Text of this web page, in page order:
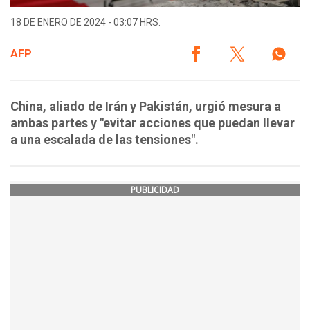
18 DE ENERO DE 2024 - 03:07 HRS.
AFP
China, aliado de Irán y Pakistán, urgió mesura a
ambas partes y "evitar acciones que puedan llevar
a una escalada de las tensiones".
PUBLICIDAD